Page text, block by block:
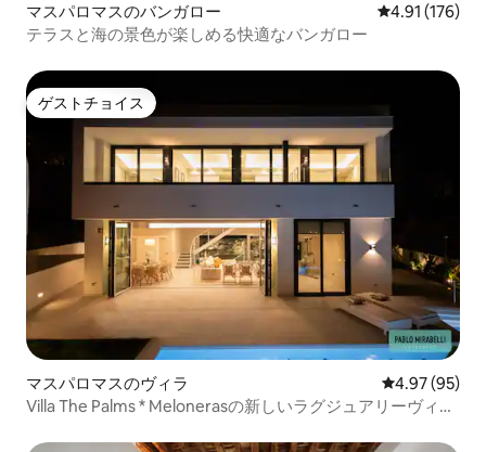
マスパロマスのバンガロー レビュー176
4.91 (176)
テラスと海の景色が楽しめる快適なバンガロー
ゲストチョイス
ゲストチョイス
マスパロマスのヴィラ レビュー95
4.97 (95)
Villa The Palms * Melonerasの新しいラグジュアリーヴィラ